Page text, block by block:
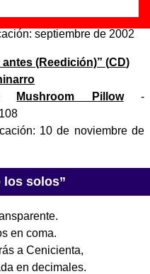
septiembre de 2002
(Reedición)” (CD)
Mushroom Pillow-
10 de noviembre de
los solos”
en coma.
a Cenicienta,
en decimales.